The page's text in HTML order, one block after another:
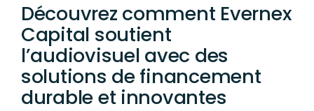
Découvrez comment Evernex
Capital soutient
l’audiovisuel avec des
solutions de financement
durable et innovantes